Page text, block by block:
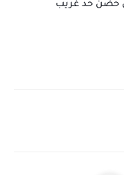
حضن حد غريب